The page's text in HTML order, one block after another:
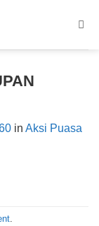
in Aksi Puasa